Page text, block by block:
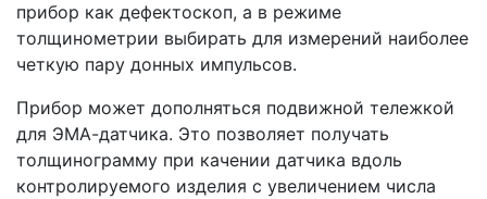
прибор как дефектоскоп, а в режиме
толщинометрии выбирать для измерений наиболее
четкую пару донных импульсов.
Прибор может дополняться подвижной тележкой
для ЭМА-датчика. Это позволяет получать
толщинограмму при качении датчика вдоль
контролируемого изделия с увеличением числа